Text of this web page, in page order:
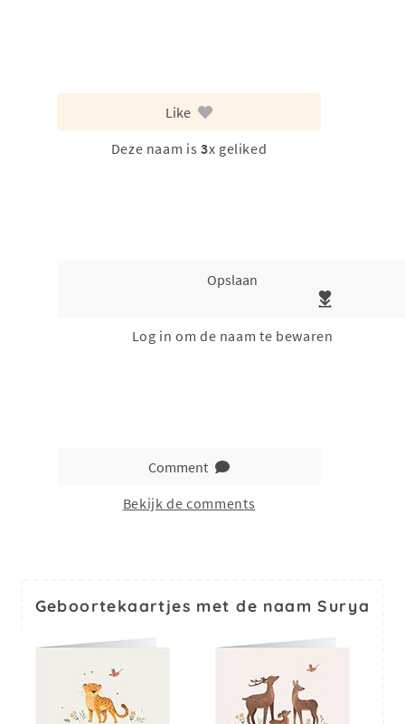
Like
Deze naam is 3x geliked
Opslaan
Log in om de naam te bewaren
Comment
Bekijk de comments
Geboortekaartjes met de naam Surya